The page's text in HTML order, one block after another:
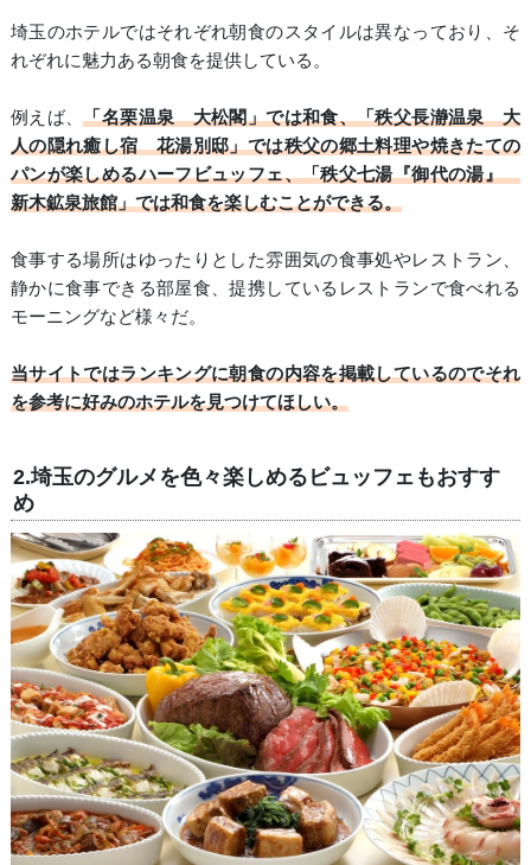
埼玉のホテルではそれぞれ朝食のスタイルは異なっており、そ
れぞれに魅力ある朝食を提供している。
例えば、「名栗温泉 大松閣」では和食、「秩父長瀞温泉 大
人の隠れ癒し宿 花湯別邸」では秩父の郷土料理や焼きたての
パンが楽しめるハーフビュッフェ、「秩父七湯『御代の湯』
新木鉱泉旅館」では和食を楽しむことができる。
食事する場所はゆったりとした雰囲気の食事処やレストラン、
静かに食事できる部屋食、提携しているレストランで食べれる
モーニングなど様々だ。
当サイトではランキングに朝食の内容を掲載しているのでそれ
を参考に好みのホテルを見つけてほしい。
2.埼玉のグルメを色々楽しめるビュッフェもおすす
め